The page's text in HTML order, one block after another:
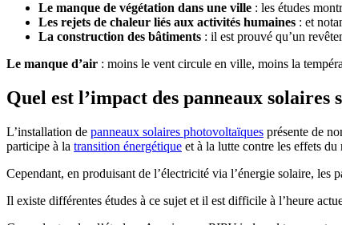
Le manque de végétation dans une ville : les études
Les rejets de chaleur liés aux activités humaines : et
La construction des bâtiments : il est prouvé qu’un
Le manque d’air : moins le vent circule en ville, moins la
Quel est l’impact des panneaux
L’installation de panneaux solaires photovoltaïques présente de
participe à la transition énergétique et à la lutte contre les effets
Cependant, en produisant de l’électricité via l’énergie solaire,
Il existe différentes études à ce sujet et il est difficile à l’heure